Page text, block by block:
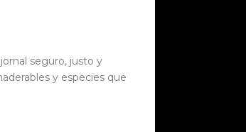
seguro, justo y
y especies que